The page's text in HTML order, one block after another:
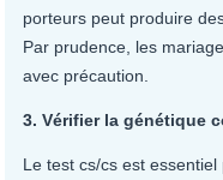
porteurs peut produire
Par prudence, les
avec précaution.
3. Vérifier la génétique
Le test cs/cs est